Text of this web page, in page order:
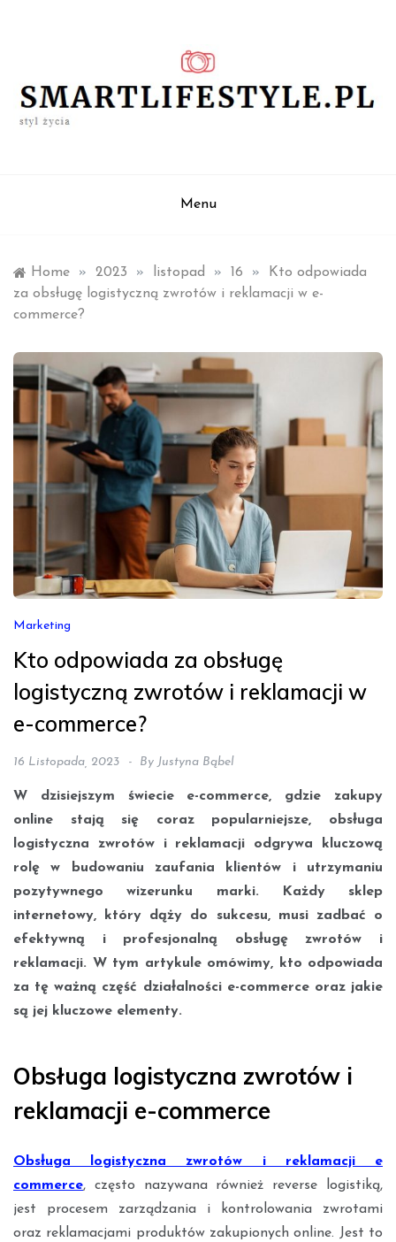
Menu
Home » 2023 » listopad » 16 »
Kto odpowiada
za obsługę logistyczną zwrotów i reklamacji w e-
commerce?
Marketing
Kto odpowiada za obsługę
logistyczną zwrotów i reklamacji w
e-commerce?
16 Listopada, 2023 By Justyna Bąbel
W dzisiejszym świecie e-commerce, gdzie zakupy
online stają się coraz popularniejsze, obsługa
logistyczna zwrotów i reklamacji odgrywa kluczową
rolę w budowaniu zaufania klientów i utrzymaniu
pozytywnego wizerunku marki. Każdy sklep
internetowy, który dąży do sukcesu, musi zadbać o
efektywną i profesjonalną obsługę zwrotów i
reklamacji. W tym artykule omówimy, kto odpowiada
za tę ważną część działalności e-commerce oraz jakie
są jej kluczowe elementy.
Obsługa logistyczna zwrotów i
reklamacji e-commerce
Obsługa logistyczna zwrotów i reklamacji e
commerce, często nazywana również reverse logistiką,
jest procesem zarządzania i kontrolowania zwrotami
oraz reklamacjami produktów zakupionych online. Jest to